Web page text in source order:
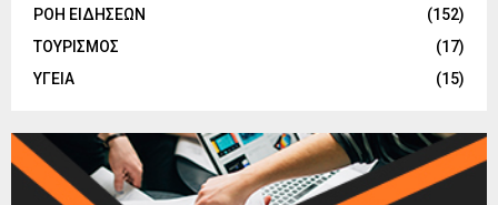
ΡΟΗ ΕΙΔΗΣΕΩΝ
(152)
ΤΟΥΡΙΣΜΟΣ
(17)
ΥΓΕΙΑ
(15)